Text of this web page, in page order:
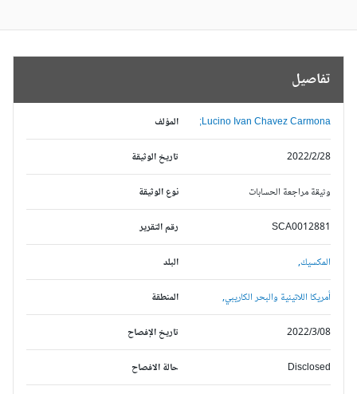
تفاصيل
المؤلف Lucino Ivan Chavez Carmona;
تاريخ الوثيقة 2022/2/28
نوع الوثيقة وثيقة مراجعة الحسابات
رقم التقرير SCA0012881
البلد المكسيك,
المنطقة أمريكا اللاتينية والبحر الكاريبي,
تاريخ الإفصاح 2022/3/08
حالة الافصاح Disclosed